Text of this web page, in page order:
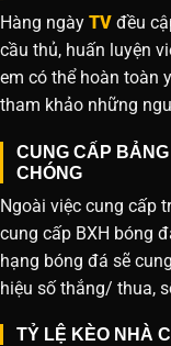
Hàng ngày TV đều
cầu thủ, huấn luyện
em có thể hoàn toàn
tham khảo những
CUNG CẤP
CHÓNG
Ngoài việc cung cấp
cung cấp BXH bóng
hạng bóng đá sẽ
hiệu số thắng/ thua,
TỶ LỆ KÈO NHÀ